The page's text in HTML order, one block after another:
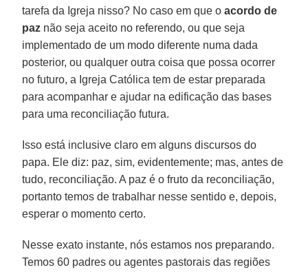
tarefa da Igreja nisso? No caso em que oacordo de
paz não seja aceito no referendo, ou que seja
implementado de um modo diferente numa dada
posterior, ou qualquer outra coisa que possa ocorrer
no futuro, a Igreja Católica tem de estar preparada
para acompanhar e ajudar na edificação das bases
para uma reconciliação futura.
Isso está inclusive claro em alguns discursos do
papa. Ele diz: paz, sim, evidentemente; mas, antes de
tudo, reconciliação. A paz é o fruto da reconciliação,
portanto temos de trabalhar nesse sentido e, depois,
esperar o momento certo.
Nesse exato instante, nós estamos nos preparando.
Temos 60 padres ou agentes pastorais das regiões